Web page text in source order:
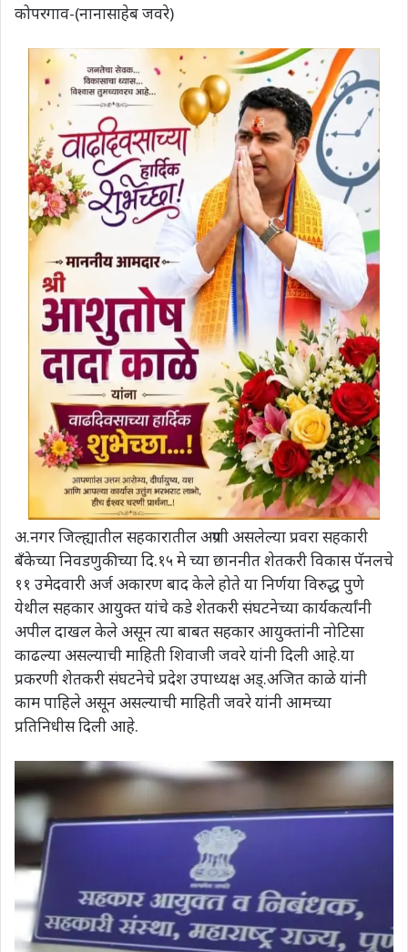
कोपरगाव-(नानासाहेब जवरे)
अ.नगर जिल्ह्यातील सहकारातील अग्रणी असलेल्या प्रवरा सहकारी
बँकेच्या निवडणुकीच्या दि.१५ मे च्या छाननीत शेतकरी विकास पॅनलचे
११ उमेदवारी अर्ज अकारण बाद केले होते या निर्णया विरुद्ध पुणे
येथील सहकार आयुक्त यांचे कडे शेतकरी संघटनेच्या कार्यकर्त्यांनी
अपील दाखल केले असून त्या बाबत सहकार आयुक्तांनी नोटिसा
काढल्या असल्याची माहिती शिवाजी जवरे यांनी दिली आहे.या
प्रकरणी शेतकरी संघटनेचे प्रदेश उपाध्यक्ष अड्.अजित काळे यांनी
काम पाहिले असून असल्याची माहिती जवरे यांनी आमच्या
प्रतिनिधीस दिली आहे.